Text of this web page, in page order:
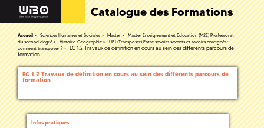
Catalogue des Formations
Accueil Sciences Humaines et Sociales Master
Master Enseignement et Education (M2E) Professorat
du second degré
Histoire-Géographie
UE1 (Transposer) Entre savoirs savants et savoirs enseignés :
comment transposer ?
EC 1.2 Travaux de définition en cours au sein des différents parcours de
formation
EC 1.2 Travaux de définition en cours au sein des différents parcours de
formation
Infos pratiques